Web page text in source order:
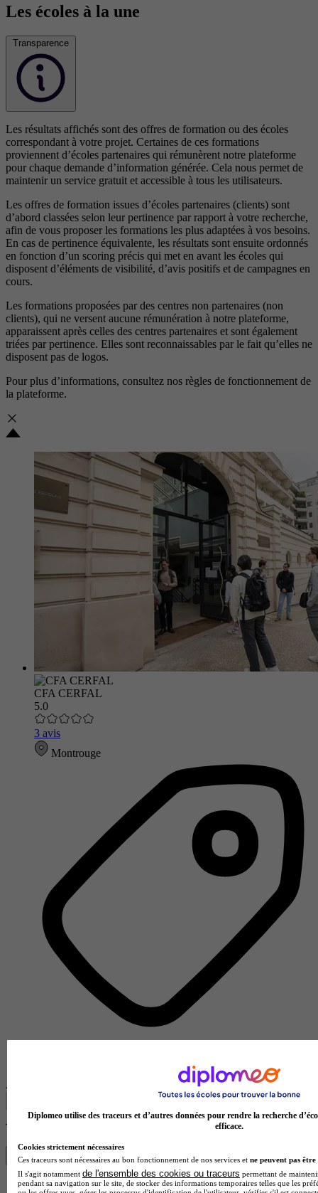
Les écoles à la une
Transparence
Les résultats affichés sont des offres de formation ou des écoles
correspondant à votre projet. Certaines de ces formations
proviennent d’écoles partenaires qui rémunèrent notre plateforme
pour chaque demande d’information générée. Cela nous permet de
maintenir un service gratuit et accessible à tous les utilisateurs.
Les offres de formation issues d’écoles partenaires (clients) sont
d’abord classées selon leur pertinence par rapport à votre recherche,
afin de vous proposer les formations les plus adaptées à vos besoins.
En cas de pertinence équivalente, les résultats sont ensuite ordonnés
en fonction d’un scoring précis qui met en avant les écoles qui
disposent d’éléments de visibilité, d’avis positifs et de campagnes en
cours.
Les formations proposées par des centres non partenaires (non
clients), qui ne versent aucune rémunération à notre plateforme,
apparaissent après celles des centres partenaires et sont également
triées par pertinence. Elles sont reconnaissables par le fait qu’elles ne
disposent pas de logos.
Pour plus d’informations, consultez nos règles de fonctionnement de
la plateforme.
CFA CERFAL
5.0
3 avis
Montrouge
Afficher plus de résultats
Trouve ton BP en 1 min avec Diplomeo !
Trouver mon école
Diplomeo utilise des traceurs et d’autres données pour rendre la recherche
efficace.
Cookies strictement nécessaires
Ces traceurs sont nécessaires au bon fonctionnement de nos services et ne peuvent pas être
Il s'agit notamment de l'ensemble des cookies ou traceurs permettant de
pendant sa navigation sur le site, de stocker des informations temporaires telles que les